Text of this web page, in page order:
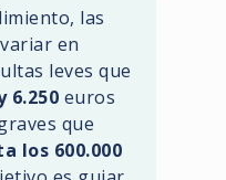
las
en
leves que
6.250 euros
que
los 600.000